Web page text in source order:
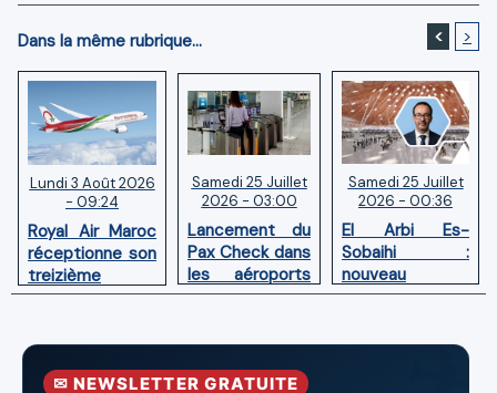
Dans la même rubrique... < >
Lundi 3 Août 2026
- 09:24
Royal Air Maroc
réceptionne son
treizième
Boeing 787
Samedi 25 Juillet
2026 - 03:00
Lancement du
Pax Check dans
les aéroports
du Maroc
Samedi 25 Juillet
2026 - 00:36
El Arbi Es-
Sobaihi :
nouveau
directeur à la
l’Aéroport
Mohammed V
✉ NEWSLETTER GRATUITE